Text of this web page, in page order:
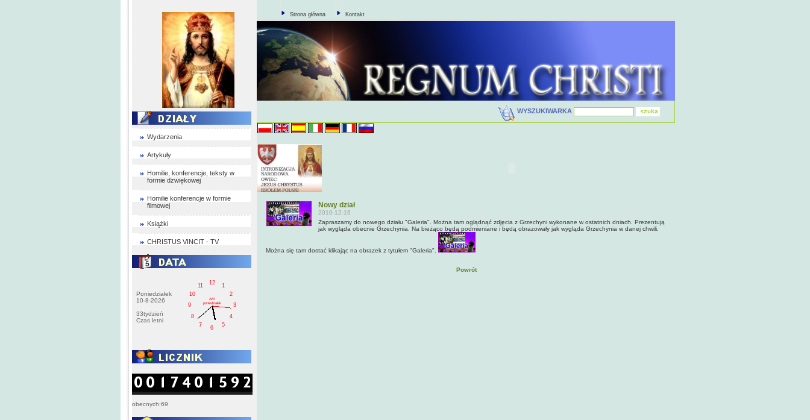
Wydarzenia
Artykuły
Homilie, konferencje, teksty w
formie dzwiękowej
Homilie konferencje w formie
filmowej
Książki
CHRISTUS VINCIT - TV
Poniedziałek
10-8-2026
33tydzień
Czas letni
1
2
3
4
5
6
7
8
9
10
11
12
AM
poniedziałek
obecnych:69
Strona główna Kontakt
WYSZUKIWARKA
Nowy dział
2010-12-16
Zapraszamy do nowego działu "Galeria". Można tam oglądnąć zdjęcia z Grzechyni wykonane w ostatnich dniach. Prezentują
jak wygląda obecnie Grzechynia. Na bieżąco będą podmieniane i będą obrazowały jak wygląda Grzechynia w danej chwili.
Można się tam dostać klikając na obrazek z tytułem "Galeria".
Powrót